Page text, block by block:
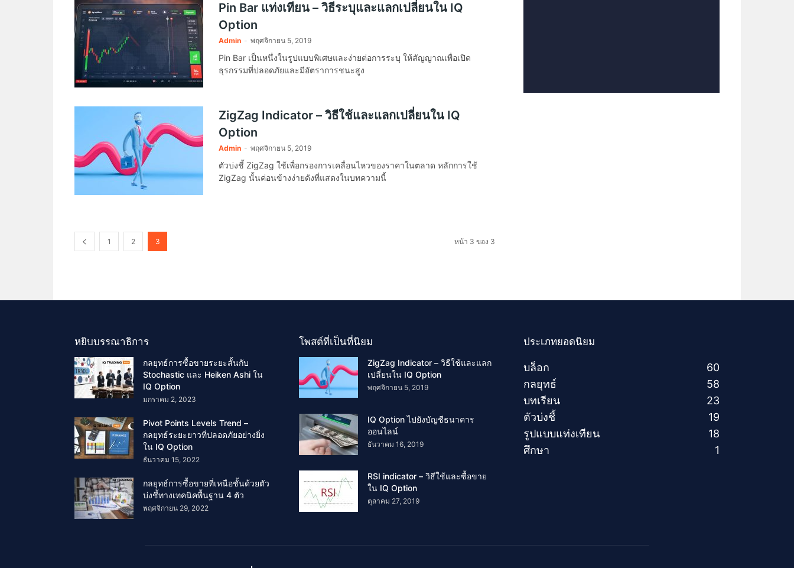
Pin Bar แท่งเทียน – วิธีระบุและแลกเปลี่ยนใน IQ
Option
Admin - พฤศจิกายน 5, 2019
Pin Bar เป็นหนึ่งในรูปแบบพิเศษและง่ายต่อการระบุ ให้สัญญาณเพื่อเปิด
ธุรกรรมที่ปลอดภัยและมีอัตราการชนะสูง
ZigZag Indicator – วิธีใช้และแลกเปลี่ยนใน IQ
Option
Admin - พฤศจิกายน 5, 2019
ตัวบ่งชี้ ZigZag ใช้เพื่อกรองการเคลื่อนไหวของราคาในตลาด หลักการใช้
ZigZag นั้นค่อนข้างง่ายดังที่แสดงในบทความนี้
1 2 3 หน้า 3 ของ 3
หยิบบรรณาธิการ
กลยุทธ์การซื้อขายระยะสั้นกับ
Stochastic และ Heiken Ashi ใน
IQ Option
มกราคม 2, 2023
Pivot Points Levels Trend –
กลยุทธ์ระยะยาวที่ปลอดภัยอย่างยิ่ง
ใน IQ Option
ธันวาคม 15, 2022
กลยุทธ์การซื้อขายที่เหนือชั้นด้วยตัว
บ่งชี้ทางเทคนิคพื้นฐาน 4 ตัว
พฤศจิกายน 29, 2022
โพสต์ที่เป็นที่นิยม
ZigZag Indicator – วิธีใช้และแลก
เปลี่ยนใน IQ Option
พฤศจิกายน 5, 2019
IQ Option ไปยังบัญชีธนาคาร
ออนไลน์
ธันวาคม 16, 2019
RSI indicator – วิธีใช้และซื้อขาย
ใน IQ Option
ตุลาคม 27, 2019
ประเภทยอดนิยม
บล็อก
60
กลยุทธ์
58
บทเรียน
23
ตัวบ่งชี้
19
รูปแบบแท่งเทียน
18
ศึกษา
1